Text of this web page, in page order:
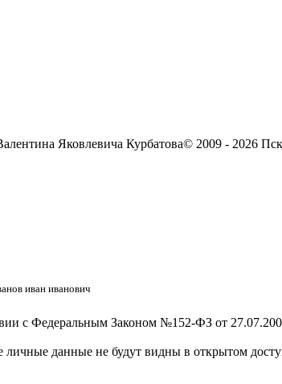
Яковлевича Курбатова© 2009 - 2026
иван иванович
с Федеральным Законом №152-ФЗ от
данные не будут видны в открытом